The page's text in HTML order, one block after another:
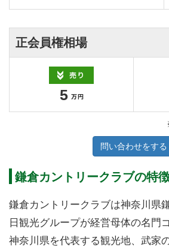
正会員権相場
5
問い合わせをする
鎌倉カントリークラブの特
鎌倉カントリークラブは神奈川県
日観光グループが経営母体の名門
神奈川県を代表する観光地、武家